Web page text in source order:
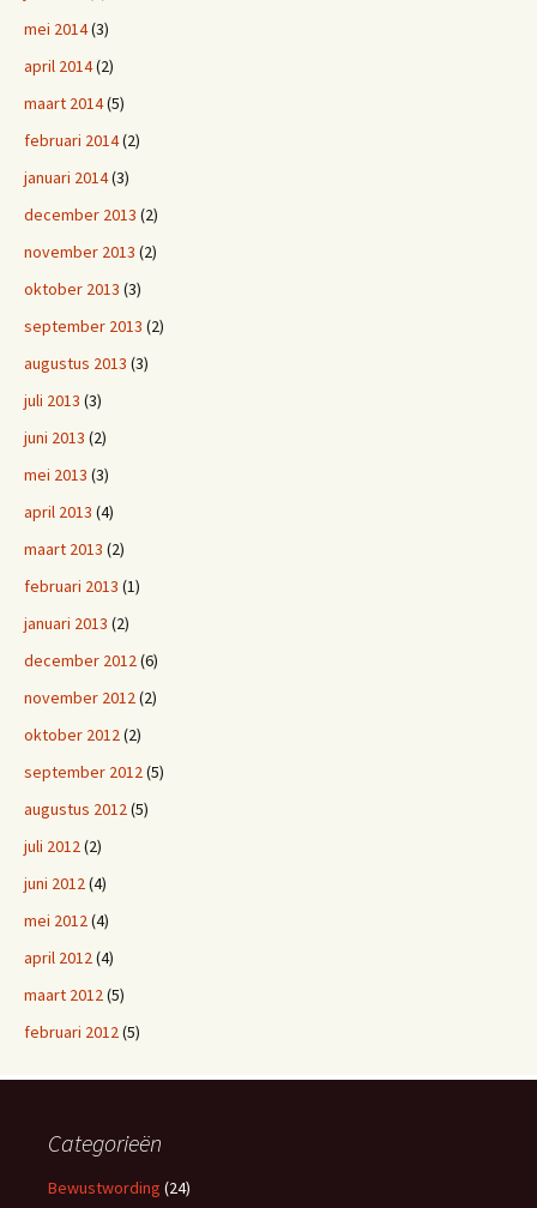
mei 2014(3)
april 2014(2)
maart 2014(5)
februari 2014(2)
januari 2014(3)
december 2013 (2)
november 2013 (2)
oktober 2013 (3)
september 2013 (2)
augustus 2013 (3)
juli 2013 (3)
juni 2013 (2)
mei 2013 (3)
april 2013 (4)
maart 2013 (2)
februari 2013 (1)
januari 2013 (2)
december 2012(6)
november 2012(2)
oktober 2012(2)
september 2012(5)
augustus 2012(5)
juli 2012(2)
juni 2012(4)
mei 2012(4)
april 2012(4)
maart 2012(5)
februari 2012(5)
Categorieën
Bewustwording (24)